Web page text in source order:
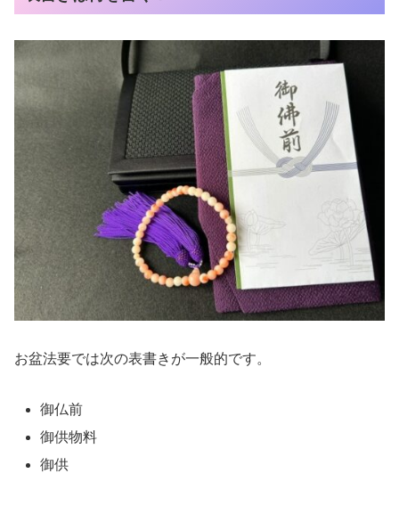
お盆法要では次の表書きが一般的です。
御仏前
御供物料
御供